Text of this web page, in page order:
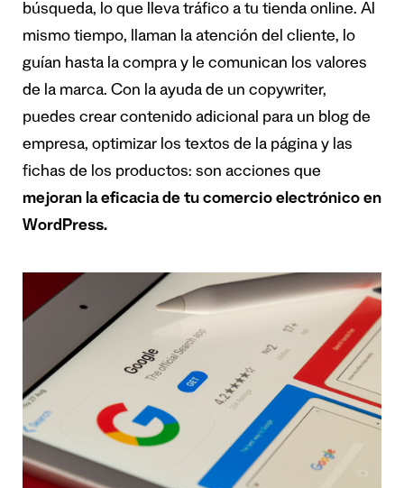
búsqueda, lo que lleva tráfico a tu tienda online. Al
mismo tiempo, llaman la atención del cliente, lo
guían hasta la compra y le comunican los valores
de la marca. Con la ayuda de un copywriter,
puedes crear contenido adicional para un blog de
empresa, optimizar los textos de la página y las
fichas de los productos: son acciones que
mejoran la eficacia de tu comercio electrónico en
WordPress.